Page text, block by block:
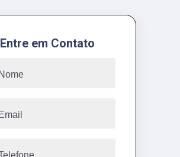
Entre em Contato